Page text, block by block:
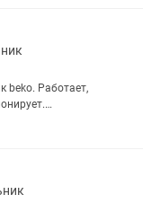
beko. Работает,